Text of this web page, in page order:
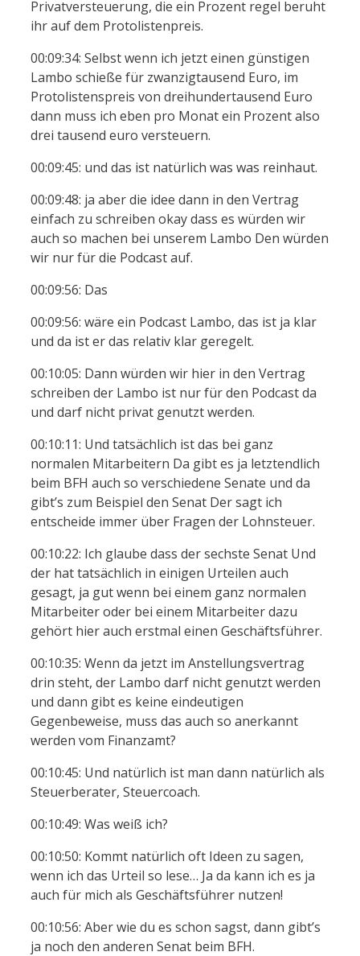
Privatversteuerung, die ein Prozent regel beruht
ihr auf dem Protolistenpreis.
00:09:34: Selbst wenn ich jetzt einen günstigen
Lambo schieße für zwanzigtausend Euro, im
Protolistenspreis von dreihundertausend Euro
dann muss ich eben pro Monat ein Prozent also
drei tausend euro versteuern.
00:09:45: und das ist natürlich was was reinhaut.
00:09:48: ja aber die idee dann in den Vertrag
einfach zu schreiben okay dass es würden wir
auch so machen bei unserem Lambo Den würden
wir nur für die Podcast auf.
00:09:56: Das
00:09:56: wäre ein Podcast Lambo, das ist ja klar
und da ist er das relativ klar geregelt.
00:10:05: Dann würden wir hier in den Vertrag
schreiben der Lambo ist nur für den Podcast da
und darf nicht privat genutzt werden.
00:10:11: Und tatsächlich ist das bei ganz
normalen Mitarbeitern Da gibt es ja letztendlich
beim BFH auch so verschiedene Senate und da
gibt’s zum Beispiel den Senat Der sagt ich
entscheide immer über Fragen der Lohnsteuer.
00:10:22: Ich glaube dass der sechste Senat Und
der hat tatsächlich in einigen Urteilen auch
gesagt, ja gut wenn bei einem ganz normalen
Mitarbeiter oder bei einem Mitarbeiter dazu
gehört hier auch erstmal einen Geschäftsführer.
00:10:35: Wenn da jetzt im Anstellungsvertrag
drin steht, der Lambo darf nicht genutzt werden
und dann gibt es keine eindeutigen
Gegenbeweise, muss das auch so anerkannt
werden vom Finanzamt?
00:10:45: Und natürlich ist man dann natürlich als
Steuerberater, Steuercoach.
00:10:49: Was weiß ich?
00:10:50: Kommt natürlich oft Ideen zu sagen,
wenn ich das Urteil so lese… Ja da kann ich es ja
auch für mich als Geschäftsführer nutzen!
00:10:56: Aber wie du es schon sagst, dann gibt’s
ja noch den anderen Senat beim BFH.